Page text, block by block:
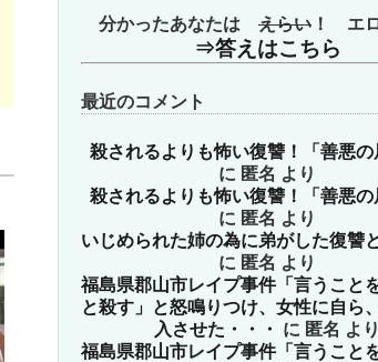
分かったあなたは えらい ！ エ
⇒答えはこちら
最近のコメント
殺されるよりも怖い復讐！「善悪の
に 匿名 より
殺されるよりも怖い復讐！「善悪の
に 匿名 より
いじめられた姉の為に弟がした復讐
に 匿名 より
福島県郡山市レイプ事件「言うこと
と殺す」と怒鳴りつけ、女性に自ら
入させた・・・
に 匿名 より
福島県郡山市レイプ事件「言うこと